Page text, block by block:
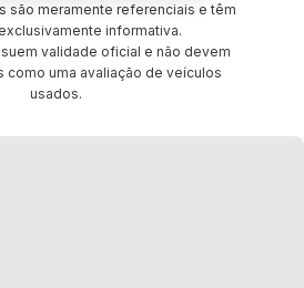
são meramente referenciais e têm
informativa.
validade oficial e não devem
como uma avaliação de veículos
usados.